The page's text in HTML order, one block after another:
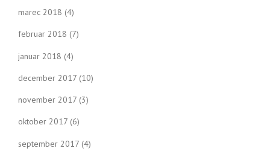
marec 2018 (4)
februar 2018 (7)
januar 2018 (4)
december 2017 (10)
november 2017 (3)
oktober 2017 (6)
september 2017 (4)